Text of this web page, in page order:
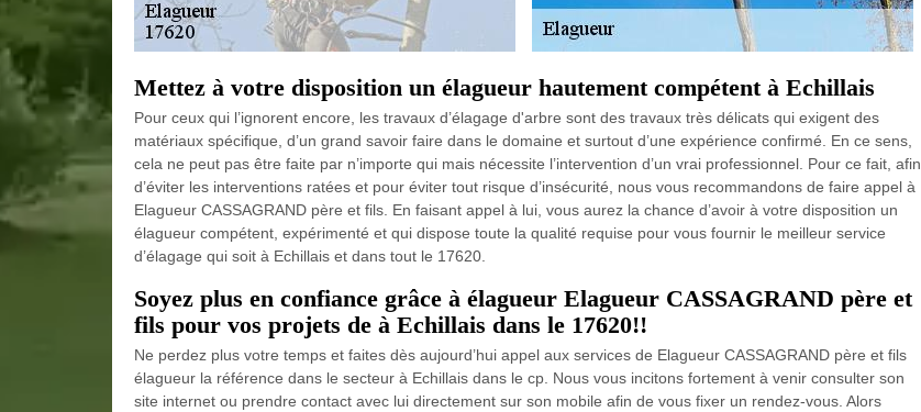
Mettez à votre disposition un élagueur hautement compétent à Echillais
Pour ceux qui l’ignorent encore, les travaux d’élagage d'arbre sont des travaux très délicats qui exigent des
matériaux spécifique, d’un grand savoir faire dans le domaine et surtout d’une expérience confirmé. En ce sens,
cela ne peut pas être faite par n’importe qui mais nécessite l’intervention d’un vrai professionnel. Pour ce fait, afin
d’éviter les interventions ratées et pour éviter tout risque d’insécurité, nous vous recommandons de faire appel à
Elagueur CASSAGRAND père et fils. En faisant appel à lui, vous aurez la chance d’avoir à votre disposition un
élagueur compétent, expérimenté et qui dispose toute la qualité requise pour vous fournir le meilleur service
d’élagage qui soit à Echillais et dans tout le 17620.
Soyez plus en confiance grâce à élagueur Elagueur CASSAGRAND père et
fils pour vos projets de à Echillais dans le 17620!!
Ne perdez plus votre temps et faites dès aujourd’hui appel aux services de Elagueur CASSAGRAND père et fils
élagueur la référence dans le secteur à Echillais dans le cp. Nous vous incitons fortement à venir consulter son
site internet ou prendre contact avec lui directement sur son mobile afin de vous fixer un rendez-vous. Alors